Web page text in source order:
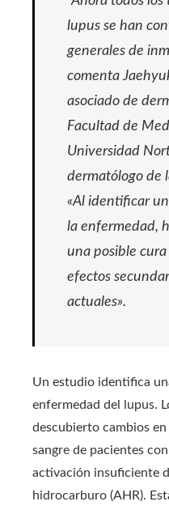
lupus se han
generales de
comenta
asociado de
Facultad de
Universidad
dermatólogo de
«Al identificar
la enfermedad,
una posible
efectos
actuales».
Un estudio identifica
enfermedad del lupus.
descubierto cambios
sangre de pacientes
activación insuficiente
hidrocarburo (AHR).